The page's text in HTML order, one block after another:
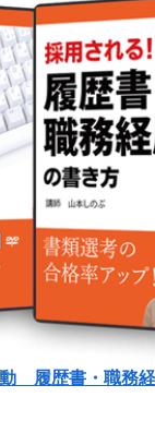
履歴書・職務